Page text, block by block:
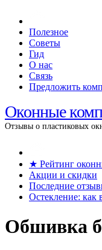
Полезное
Советы
Гид
О нас
Связь
Предложить
Оконные
Отзывы о пластиковых
★ Рейтинг
Акции и скидки
Последние
Остекление: как
Обшивка